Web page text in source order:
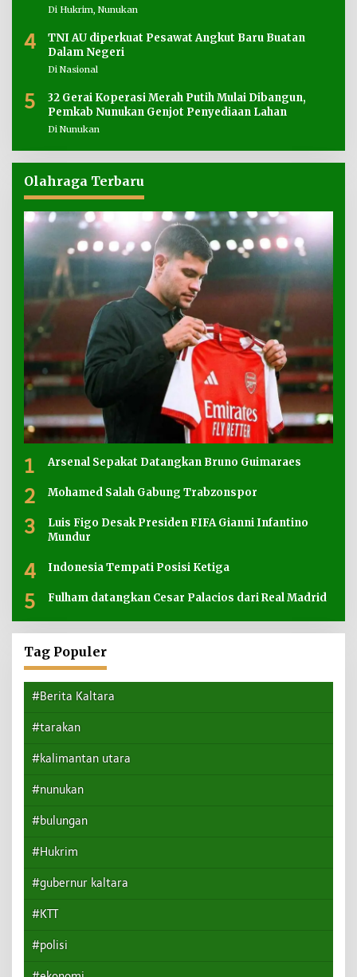
Di Hukrim, Nunukan
4
TNI AU diperkuat Pesawat Angkut Baru Buatan
Dalam Negeri
Di Nasional
5
32 Gerai Koperasi Merah Putih Mulai Dibangun,
Pemkab Nunukan Genjot Penyediaan Lahan
Di Nunukan
Olahraga Terbaru
1 Arsenal Sepakat Datangkan Bruno Guimaraes
2 Mohamed Salah Gabung Trabzonspor
3
Luis Figo Desak Presiden FIFA Gianni Infantino
Mundur
4 Indonesia Tempati Posisi Ketiga
5 Fulham datangkan Cesar Palacios dari Real Madrid
Tag Populer
#Berita Kaltara
#tarakan
#kalimantan utara
#nunukan
#bulungan
#Hukrim
#gubernur kaltara
#KTT
#polisi